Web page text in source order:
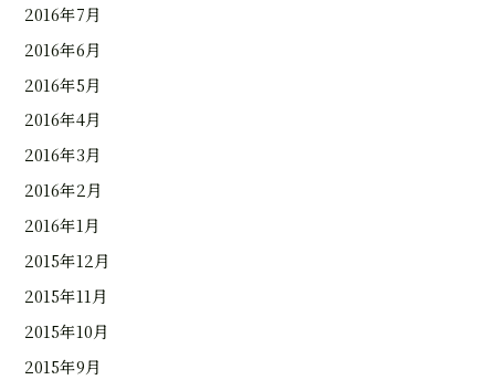
2016年7月
2016年6月
2016年5月
2016年4月
2016年3月
2016年2月
2016年1月
2015年12月
2015年11月
2015年10月
2015年9月